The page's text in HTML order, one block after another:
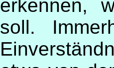
erkennen,
soll.